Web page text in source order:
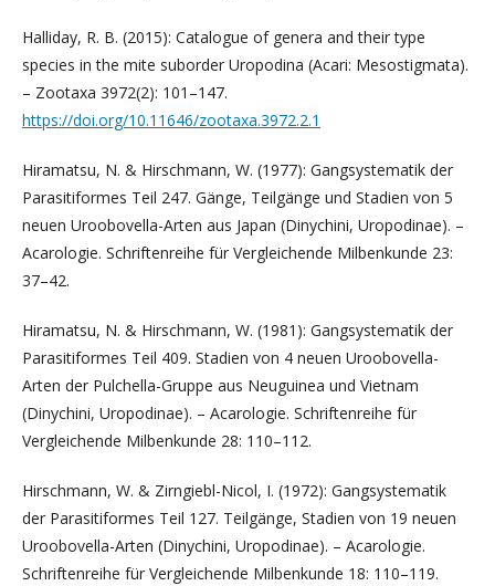
Halliday, R. B. (2015): Catalogue of genera and their type
species in the mite suborder Uropodina (Acari: Mesostigmata).
– Zootaxa 3972(2): 101–147.
https://doi.org/10.11646/zootaxa.3972.2.1
Hiramatsu, N. & Hirschmann, W. (1977): Gangsystematik der
Parasitiformes Teil 247. Gänge, Teilgänge und Stadien von 5
neuen Uroobovella-Arten aus Japan (Dinychini, Uropodinae). –
Acarologie. Schriftenreihe für Vergleichende Milbenkunde 23:
37–42.
Hiramatsu, N. & Hirschmann, W. (1981): Gangsystematik der
Parasitiformes Teil 409. Stadien von 4 neuen Uroobovella-
Arten der Pulchella-Gruppe aus Neuguinea und Vietnam
(Dinychini, Uropodinae). – Acarologie. Schriftenreihe für
Vergleichende Milbenkunde 28: 110–112.
Hirschmann, W. & Zirngiebl-Nicol, I. (1972): Gangsystematik
der Parasitiformes Teil 127. Teilgänge, Stadien von 19 neuen
Uroobovella-Arten (Dinychini, Uropodinae). – Acarologie.
Schriftenreihe für Vergleichende Milbenkunde 18: 110–119.